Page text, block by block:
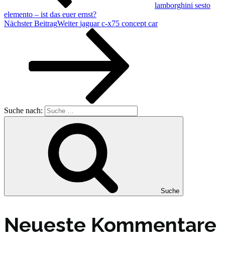
lamborghini sesto
elemento – ist das euer ernst?
Nächster BeitragWeiter jaguar c-x75 concept car
Suche nach:
Suche
Neueste Kommentare